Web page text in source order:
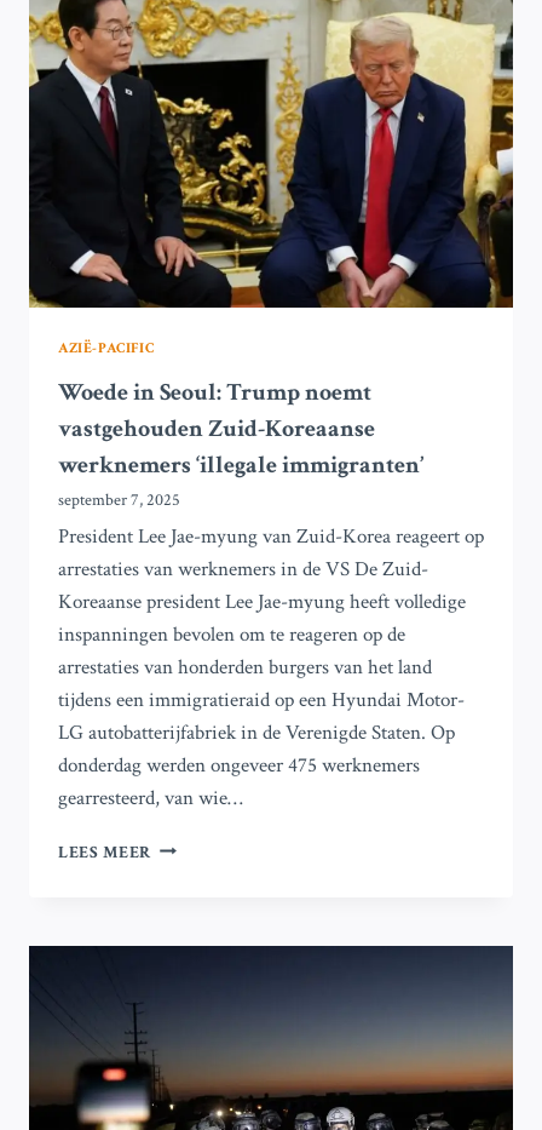
VOOR
WERKNEMERS
VASTGEHOUDEN
BIJ
AMERIKAANSE
IMMIGRATIEACTIE
AZIË-PACIFIC
Woede in Seoul: Trump noemt
vastgehouden Zuid-Koreaanse
werknemers ‘illegale immigranten’
september 7, 2025
President Lee Jae-myung van Zuid-Korea reageert op
arrestaties van werknemers in de VS De Zuid-
Koreaanse president Lee Jae-myung heeft volledige
inspanningen bevolen om te reageren op de
arrestaties van honderden burgers van het land
tijdens een immigratieraid op een Hyundai Motor-
LG autobatterijfabriek in de Verenigde Staten. Op
donderdag werden ongeveer 475 werknemers
gearresteerd, van wie…
LEES MEER WOEDE
NOEMT
WERKNEMERS
‘ILLEGALE
IMMIGRANTEN’